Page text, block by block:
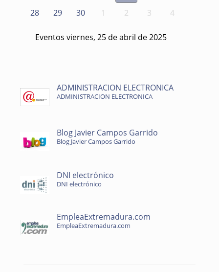
28
29 30 1 2 3 4
Eventos viernes, 25 de abril de 2025
ADMINISTRACION ELECTRONICA
ADMINISTRACION ELECTRONICA
Blog Javier Campos Garrido
Blog Javier Campos Garrido
DNI electrónico
DNI electrónico
EmpleaExtremadura.com
EmpleaExtremadura.com